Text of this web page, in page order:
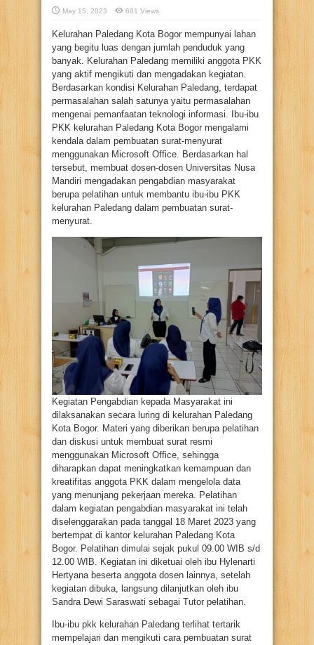
May 15, 2023 681 Views
Kelurahan Paledang Kota Bogor mempunyai lahan
yang begitu luas dengan jumlah penduduk yang
banyak. Kelurahan Paledang memiliki anggota PKK
yang aktif mengikuti dan mengadakan kegiatan.
Berdasarkan kondisi Kelurahan Paledang, terdapat
permasalahan salah satunya yaitu permasalahan
mengenai pemanfaatan teknologi informasi. Ibu-ibu
PKK kelurahan Paledang Kota Bogor mengalami
kendala dalam pembuatan surat-menyurat
menggunakan Microsoft Office. Berdasarkan hal
tersebut, membuat dosen-dosen Universitas Nusa
Mandiri mengadakan pengabdian masyarakat
berupa pelatihan untuk membantu ibu-ibu PKK
kelurahan Paledang dalam pembuatan surat-
menyurat.
Kegiatan Pengabdian kepada Masyarakat ini
dilaksanakan secara luring di kelurahan Paledang
Kota Bogor. Materi yang diberikan berupa pelatihan
dan diskusi untuk membuat surat resmi
menggunakan Microsoft Office, sehingga
diharapkan dapat meningkatkan kemampuan dan
kreatifitas anggota PKK dalam mengelola data
yang menunjang pekerjaan mereka. Pelatihan
dalam kegiatan pengabdian masyarakat ini telah
diselenggarakan pada tanggal 18 Maret 2023 yang
bertempat di kantor kelurahan Paledang Kota
Bogor. Pelatihan dimulai sejak pukul 09.00 WIB s/d
12.00 WIB. Kegiatan ini diketuai oleh ibu Hylenarti
Hertyana beserta anggota dosen lainnya, setelah
kegiatan dibuka, langsung dilanjutkan oleh ibu
Sandra Dewi Saraswati sebagai Tutor pelatihan.
Ibu-ibu pkk kelurahan Paledang terlihat tertarik
mempelajari dan mengikuti cara pembuatan surat